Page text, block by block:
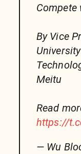
Compete
By Vice
Meitu
Read
https://
— Wu